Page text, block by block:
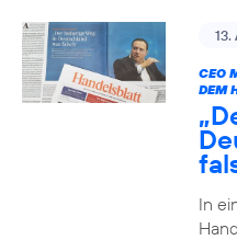
CEO
DEM
In